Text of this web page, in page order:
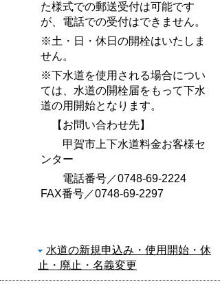
た様式での郵送受付は可能です
が、電話での受付はできません。
※土・日・休日の開栓はいたしま
せん。
※下水道を使用される場合につい
ては、水道の開栓届をもって下水
道の用開始となります。
【お問い合わせ先】
甲賀市上下水道料金お客様セ
ンター
電話番号／0748-69-2224
FAX番号／0748-69-2297
水道の新規申込み・使用開始・休
止・廃止・名義変更